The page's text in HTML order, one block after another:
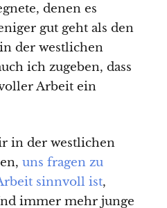
denen es
gut geht als den
der westlichen
ich zugeben, dass
Arbeit ein
in der westlichen
uns fragen zu
sinnvoll ist,
immer mehr junge